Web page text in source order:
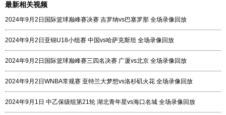
最新相关视频
2024年9月2日国际篮球巅峰赛决赛 吉罗纳vs巴塞罗那 全场录像回放
2024年9月2日亚锦U18小组赛 中国vs哈萨克斯坦 全场录像回放
2024年9月2日国际篮球巅峰赛三四名决赛 广厦vs北京 全场录像回放
2024年9月2日WNBA常规赛 亚特兰大梦想vs洛杉矶火花 全场录像回放
2024年9月1日 中乙保级组第21轮 湖北青年星vs海口名城 全场录像回放